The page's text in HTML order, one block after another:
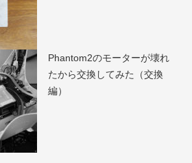
Phantom2のモーターが壊れ
たから交換してみた（交換
編）